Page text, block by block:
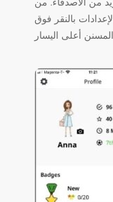
بالنقر فوق